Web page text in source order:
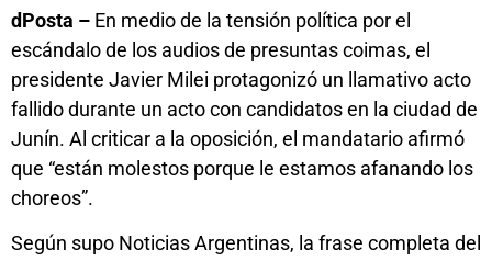
dPosta – En medio de la tensión política por el
escándalo de los audios de presuntas coimas, el
presidente Javier Milei protagonizó un llamativo acto
fallido durante un acto con candidatos en la ciudad de
Junín. Al criticar a la oposición, el mandatario afirmó
que “están molestos porque le estamos afanando los
choreos”.
Según supo Noticias Argentinas, la frase completa del